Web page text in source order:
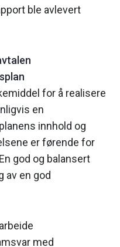
ble avlevert
for å realisere
en
innhold og
er førende for
god og balansert
av en god
med